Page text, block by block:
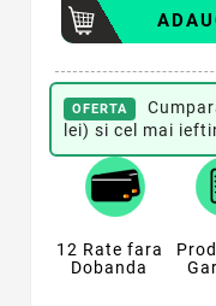
OFERTA
lei) si cel mai
12 Rate fara
Dobanda